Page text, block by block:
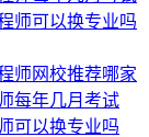
师可以换专业吗
师网校推荐哪家
每年几月考试
可以换专业吗